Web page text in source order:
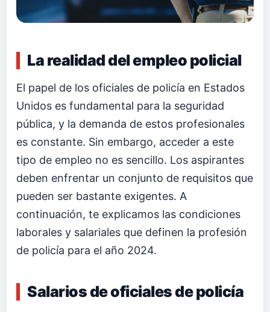
La realidad del empleo policial
El papel de los oficiales de policía en Estados
Unidos es fundamental para la seguridad
pública, y la demanda de estos profesionales
es constante. Sin embargo, acceder a este
tipo de empleo no es sencillo. Los aspirantes
deben enfrentar un conjunto de requisitos que
pueden ser bastante exigentes. A
continuación, te explicamos las condiciones
laborales y salariales que definen la profesión
de policía para el año 2024.
Salarios de oficiales de policía